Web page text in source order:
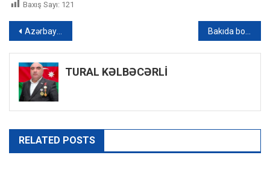
Baxış Sayı: 121
Yazı
naviqasiyası
Azərbaycanlılar iki yerə ayrıldılar
TURAL KƏLBƏCƏRLİ
RELATED POSTS